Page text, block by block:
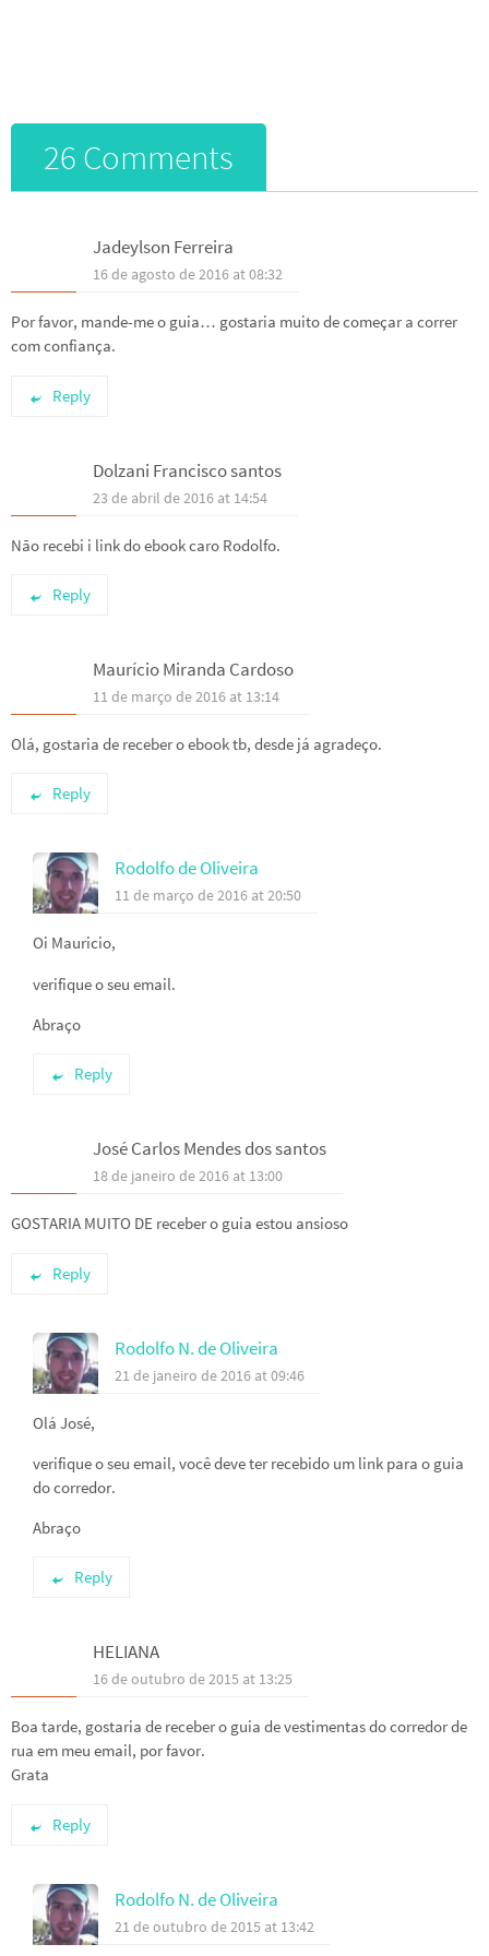
26 Comments
Jadeylson Ferreira
16 de agosto de 2016 at 08:32
Por favor, mande-me o guia… gostaria muito de começar a correr
com confiança.
Reply
Dolzani Francisco santos
23 de abril de 2016 at 14:54
Não recebi i link do ebook caro Rodolfo.
Reply
Maurício Miranda Cardoso
11 de março de 2016 at 13:14
Olá, gostaria de receber o ebook tb, desde já agradeço.
Reply
Rodolfo de Oliveira
11 de março de 2016 at 20:50
Oi Mauricio,
verifique o seu email.
Abraço
Reply
José Carlos Mendes dos santos
18 de janeiro de 2016 at 13:00
GOSTARIA MUITO DE receber o guia estou ansioso
Reply
Rodolfo N. de Oliveira
21 de janeiro de 2016 at 09:46
Olá José,
verifique o seu email, você deve ter recebido um link para o guia
do corredor.
Abraço
Reply
HELIANA
16 de outubro de 2015 at 13:25
Boa tarde, gostaria de receber o guia de vestimentas do corredor de
rua em meu email, por favor.
Grata
Reply
Rodolfo N. de Oliveira
21 de outubro de 2015 at 13:42